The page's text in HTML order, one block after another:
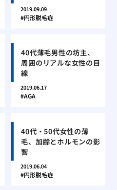
2019.09.09
円形脱毛症
40代薄毛男性の坊主、
周囲のリアルな女性の目
線
2019.06.17
AGA
40代・50代女性の薄
毛、加齢とホルモンの影
響
2019.06.04
円形脱毛症